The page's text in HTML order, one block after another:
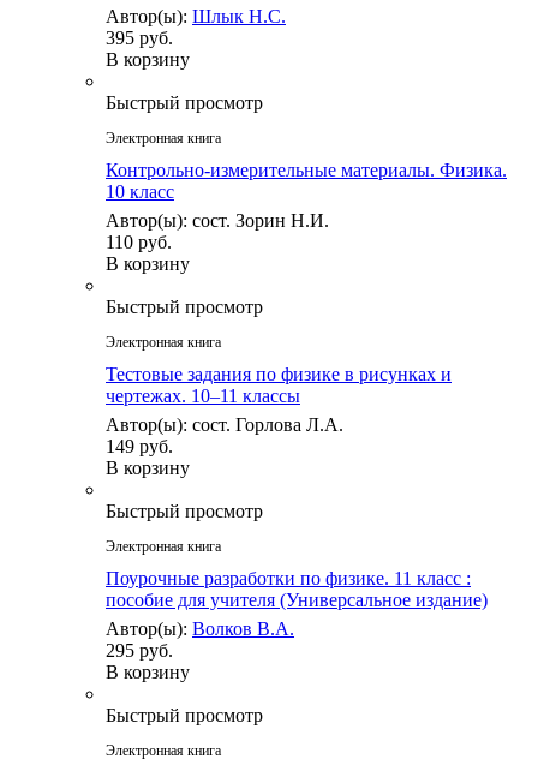
Автор(ы): Шлык Н.С.
395 руб.
В корзину
Быстрый просмотр
Электронная книга
Контрольно-измерительные материалы. Физика.
10 класс
Автор(ы): сост. Зорин Н.И.
110 руб.
В корзину
Быстрый просмотр
Электронная книга
Тестовые задания по физике в рисунках и
чертежах. 10–11 классы
Автор(ы): сост. Горлова Л.А.
149 руб.
В корзину
Быстрый просмотр
Электронная книга
Поурочные разработки по физике. 11 класс :
пособие для учителя (Универсальное издание)
Автор(ы): Волков В.А.
295 руб.
В корзину
Быстрый просмотр
Электронная книга